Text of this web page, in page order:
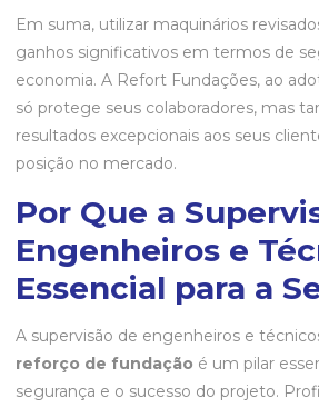
Em suma, utilizar maquinários
ganhos significativos em termos de
economia. A Refort Fundações, ao
só protege seus colaboradores, mas
resultados excepcionais aos seus
posição no mercado.
Por Que a
Engenheiros e
Essencial para a
A supervisão de engenheiros e
reforço de fundação é um pilar
segurança e o sucesso do projeto.